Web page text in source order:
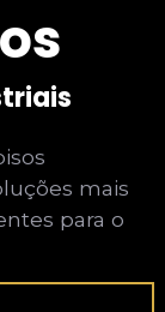
mais
para o